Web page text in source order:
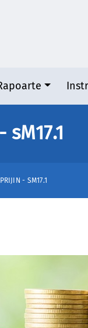
- SM17.1